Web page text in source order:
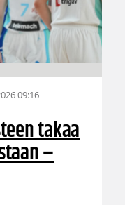
09:16
takaa
–